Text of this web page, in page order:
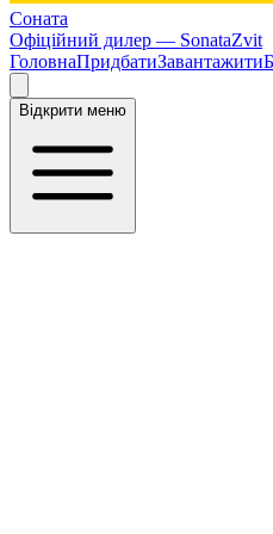
Соната
Офіційний дилер — SonataZvit
ГоловнаПридбатиЗавантажити
Відкрити меню